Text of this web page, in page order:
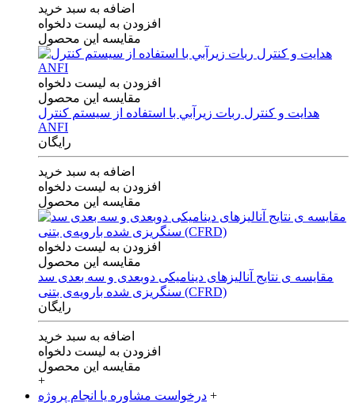
اضافه به سبد خرید
افزودن به لیست دلخواه
مقایسه این محصول
افزودن به لیست دلخواه
مقایسه این محصول
هدايت و كنترل ربات زيرآبي با استفاده از سيستم كنترل
ANFI
رایگان
اضافه به سبد خرید
افزودن به لیست دلخواه
مقایسه این محصول
افزودن به لیست دلخواه
مقایسه این محصول
مقایسه ی‌ نتایج آنالیزهای‌ دینامیکی‌ دوبعدی‌ و‌ سه بعدی‌ سد
سنگریزی‌ شده با‌رویه‌ی‌ بتنی‌ (CFRD)
رایگان
اضافه به سبد خرید
افزودن به لیست دلخواه
مقایسه این محصول
+
درخواست مشاوره یا انجام پروژه +